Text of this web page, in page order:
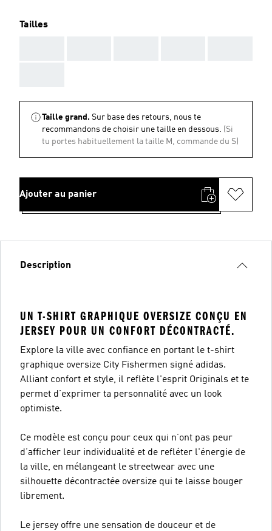
Tailles
Taille grand. Sur base des retours, nous te
recommandons de choisir une taille en dessous. (Si
tu portes habituellement la taille M, commande du S)
Ajouter au panier
Description
UN T-SHIRT GRAPHIQUE OVERSIZE CONÇU EN
JERSEY POUR UN CONFORT DÉCONTRACTÉ.
Explore la ville avec confiance en portant le t-shirt
graphique oversize City Fishermen signé adidas.
Alliant confort et style, il reflète l'esprit Originals et te
permet d’exprimer ta personnalité avec un look
optimiste.
Ce modèle est conçu pour ceux qui n’ont pas peur
d’afficher leur individualité et de refléter l'énergie de
la ville, en mélangeant le streetwear avec une
silhouette décontractée oversize qui te laisse bouger
librement.
Le jersey offre une sensation de douceur et de